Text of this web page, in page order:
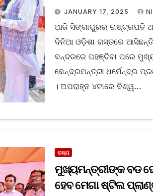
JANUARY 17, 2025
ଆଜି ସିଙ୍ଗାପୁରର ରାଷ୍ଟ୍ରପତି
ଦିନିଆ ଓଡ଼ିଶା ଗସ୍ତରେ
ବନ୍ଦରରେ ପହଞ୍ଚିବା ପରେ
କେନ୍ଦ୍ରମନ୍ତ୍ରୀ ଧର୍ମେନ୍ଦ୍ର
। ଅପରାହ୍ନ ୪ଟାରେ ବିଶ୍ୱ…
ରାଜ୍ୟ
ମୁଖ୍ୟମନ୍ତ୍ରୀଙ୍କ ବଡ
ହେବ ମେଗା ଷ୍ଟିଲ